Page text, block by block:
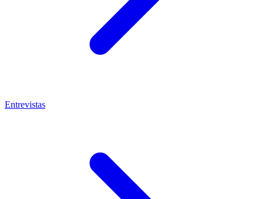
Entrevistas